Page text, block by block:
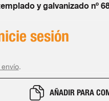
y galvanizado nº
sesión
.
AÑADIR PARA